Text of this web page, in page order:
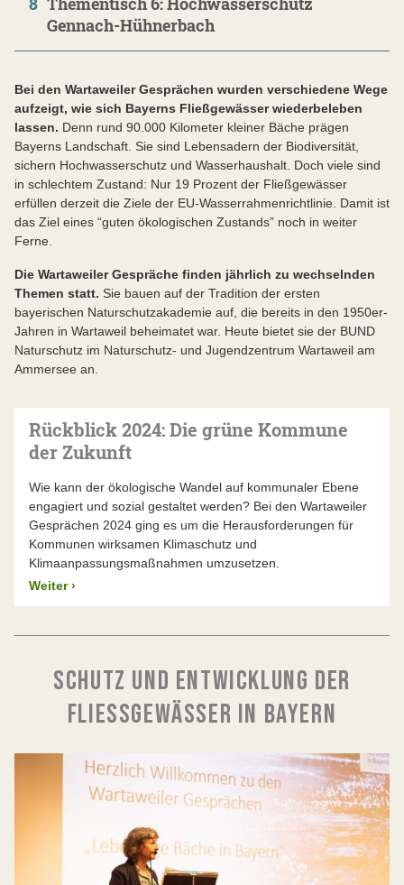
Gennach-Hühnerbach
Bei den Wartaweiler Gesprächen wurden verschiedene Wege
aufzeigt, wie sich Bayerns Fließgewässer wiederbeleben
lassen. Denn rund 90.000 Kilometer kleiner Bäche prägen
Bayerns Landschaft. Sie sind Lebensadern der Biodiversität,
sichern Hochwasserschutz und Wasserhaushalt. Doch viele sind
in schlechtem Zustand: Nur 19 Prozent der Fließgewässer
erfüllen derzeit die Ziele der EU-Wasserrahmenrichtlinie. Damit ist
das Ziel eines “guten ökologischen Zustands” noch in weiter
Ferne.
Die Wartaweiler Gespräche finden jährlich zu wechselnden
Themen statt. Sie bauen auf der Tradition der ersten
bayerischen Naturschutzakademie auf, die bereits in den 1950er-
Jahren in Wartaweil beheimatet war. Heute bietet sie der BUND
Naturschutz im Naturschutz- und Jugendzentrum Wartaweil am
Ammersee an.
Rückblick 2024: Die grüne Kommune
der Zukunft
Wie kann der ökologische Wandel auf kommunaler Ebene
engagiert und sozial gestaltet werden? Bei den Wartaweiler
Gesprächen 2024 ging es um die Herausforderungen für
Kommunen wirksamen Klimaschutz und
Klimaanpassungsmaßnahmen umzusetzen.
Weiter ›
SCHUTZ UND ENTWICKLUNG DER
FLIESSGEWÄSSER IN BAYERN